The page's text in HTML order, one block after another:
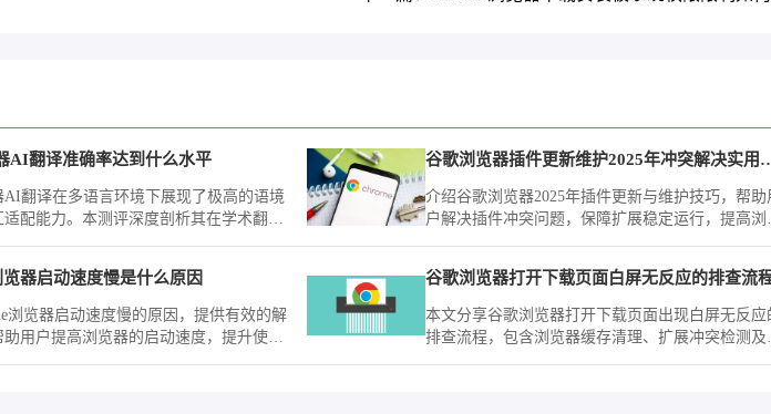
AI翻译准确率达到什么水平
AI翻译在多语言环境下展现了极高的语境
配能力。本测评深度剖析其在学术翻
谷歌浏览器插件更新维
介绍谷歌浏览器2025年插件更新与维护技巧，帮助
户解决插件冲突问题，保障扩展稳定运行，提高浏
器启动速度慢是什么原因
浏览器启动速度慢的原因，提供有效的解
助用户提高浏览器的启动速度，提升使用
谷歌浏览器打开下载页面白屏无反应的排查流
本文分享谷歌浏览器打开下载页面出现白屏无反应
排查流程，包含浏览器缓存清理、扩展冲突检测及